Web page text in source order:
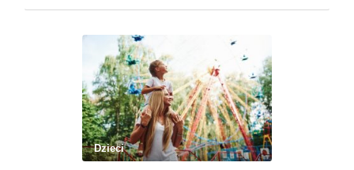
doświadczeniem. Na te pytania odpowiada doświadczony
Dzieci